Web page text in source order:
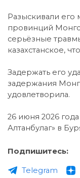
Разыскивали его
провинций
серьёзные
казахстанское,
Задержать его
задержания
удовлетворила.
26 июня 2026
Алтанбулаг» в
Подпишитесь:
Telegram